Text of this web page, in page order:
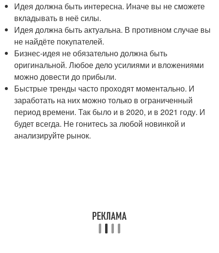
Идея должна быть интересна. Иначе вы не сможете
вкладывать в неё силы.
Идея должна быть актуальна. В противном случае вы
не найдёте покупателей.
Бизнес-идея не обязательно должна быть
оригинальной. Любое дело усилиями и вложениями
можно довести до прибыли.
Быстрые тренды часто проходят моментально. И
заработать на них можно только в ограниченный
период времени. Так было и в 2020, и в 2021 году. И
будет всегда. Не гонитесь за любой новинкой и
анализируйте рынок.